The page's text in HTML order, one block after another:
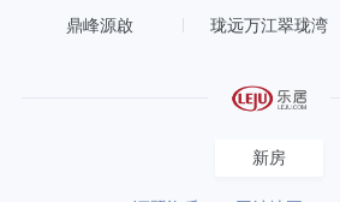
鼎峰源啟 珑远万江翠珑湾
新房